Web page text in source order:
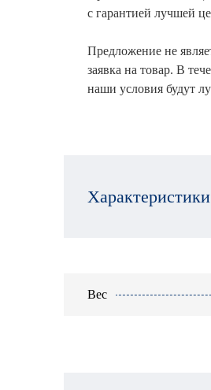
с гарантией лучшей
Предложение не
заявка на товар. В
наши условия будут
Вес